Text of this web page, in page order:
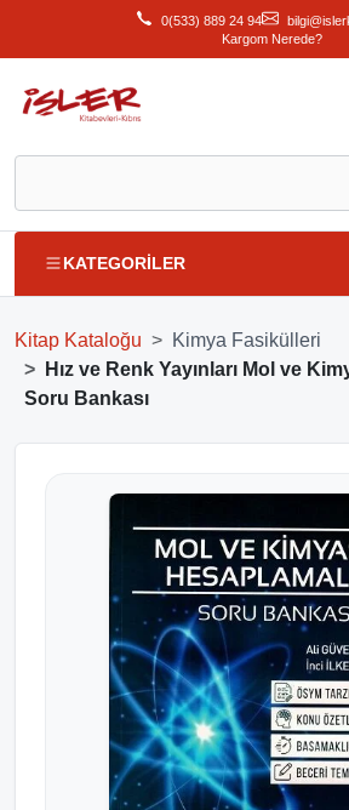
0(533) 889 24 94
Kargom Nerede?
KATEGORİLER
Kitap Kataloğu
Kimya Fasikülleri
Hız ve Renk Yayınları Mol ve
Soru Bankası